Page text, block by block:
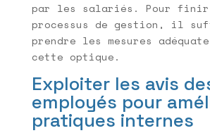
par les salariés. Pour
processus de gestion, il
prendre les mesures
cette optique.
Exploiter les avis
employés pour
pratiques internes